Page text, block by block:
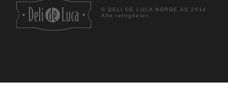
© DELI DE LUCA NORGE AS 2014
Alle rettigheter.